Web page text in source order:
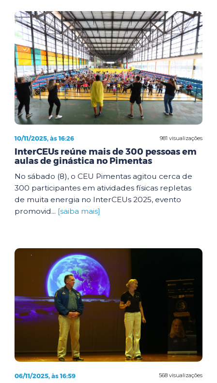
981 visualizações
10/11/2025, às 16:26
InterCEUs reúne mais de 300 pessoas em
aulas de ginástica no Pimentas
No sábado (8), o CEU Pimentas agitou cerca de
300 participantes em atividades físicas repletas
de muita energia no InterCEUs 2025, evento
promovid... [saiba mais]
568 visualizações
06/11/2025, às 16:59